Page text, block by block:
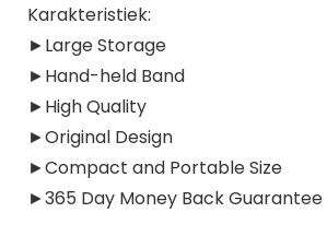
Karakteristiek:
►Large Storage
►Hand-held Band
►High Quality
►Original Design
►Compact and Portable Size
►365 Day Money Back Guarantee